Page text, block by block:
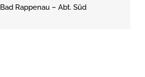
Bad Rappenau – Abt. Süd